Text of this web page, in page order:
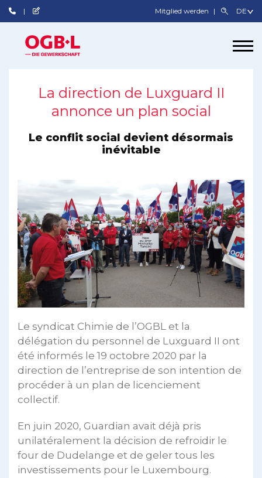
Mitglied werden
La direction de Luxguard II
annonce un plan social
Le conflit social devient désormais
inévitable
Le syndicat Chimie de l’OGBL et la
délégation du personnel de Luxguard II ont
été informés le 19 octobre 2020 par la
direction de l’entreprise de son intention de
procéder à un plan de licenciement
collectif.
En juin 2020, Guardian avait déjà pris
unilatéralement la décision de refroidir le
four de Dudelange et de geler tous les
investissements pour le Luxembourg.